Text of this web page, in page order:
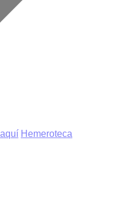
Hemeroteca